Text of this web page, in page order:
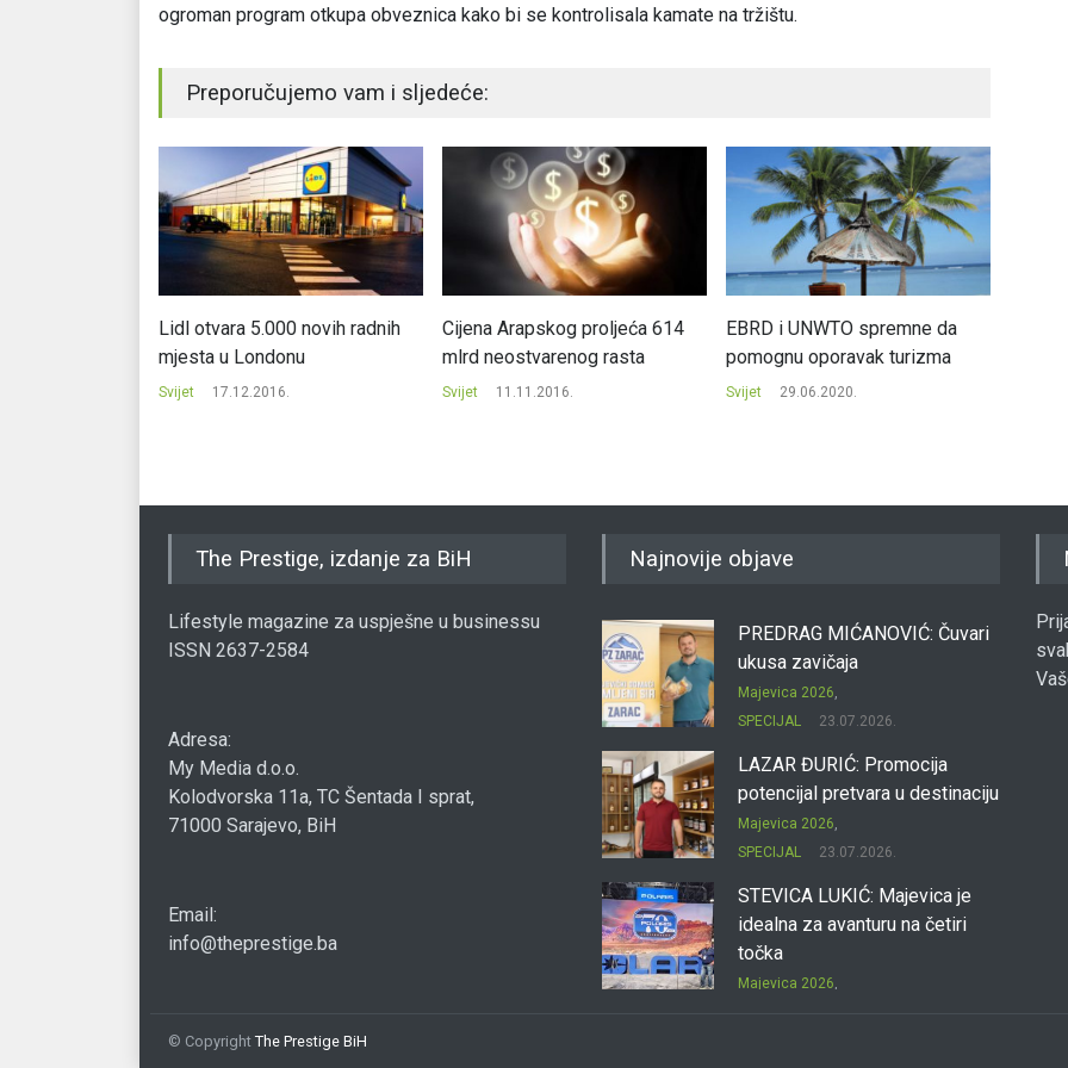
ogroman program otkupa obveznica kako bi se kontrolisala kamate na tržištu.
Preporučujemo vam i sljedeće:
Lidl otvara 5.000 novih radnih
mjesta u Londonu
Svijet 17.12.2016.
Cijena Arapskog proljeća 614
mlrd neostvarenog rasta
Svijet 11.11.2016.
EBRD i UNWTO spremne da
pomognu oporavak turizma
Svijet 29.06.2020.
The Prestige, izdanje za BiH
Lifestyle magazine za uspješne u businessu
ISSN 2637-2584
Adresa:
My Media d.o.o.
Kolodvorska 11a, TC Šentada I sprat,
71000 Sarajevo, BiH
Email:
info@theprestige.ba
Najnovije objave
PREDRAG MIĆANOVIĆ: Čuvari
ukusa zavičaja
Majevica 2026
SPECIJAL
23.07.2026.
LAZAR ĐURIĆ: Promocija
potencijal pretvara u destinaciju
Majevica 2026
SPECIJAL
23.07.2026.
STEVICA LUKIĆ: Majevica je
idealna za avanturu na četiri
točka
Majevica 2026
© Copyright The Prestige BiH